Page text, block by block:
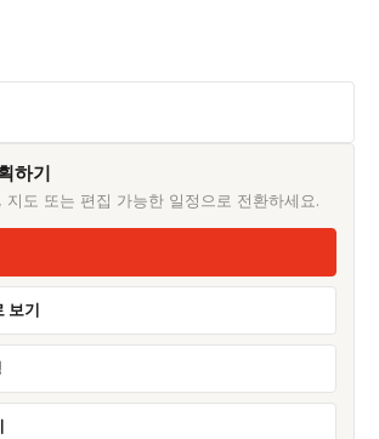
하기
지도 또는 편집 가능한 일정으로 전환하세요.
보기